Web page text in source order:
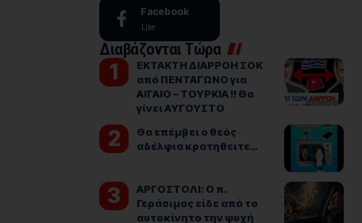
Facebook
Like
Διαβάζονται Τώρα
ΕΚΤΑΚΤΗ ΔΙΑΡΡΟΗ ΣΟΚ
από ΠΕΝΤΑΓΩΝΟ για
ΑΙΓΑΙΟ – ΤΟΥΡΚΙΑ !! Θα
γίνει ΑΥΓΟΥΣΤΟ
Θα επέμβει ο θεός
αδέλφια κρατηθειτε…
ΑΡΓΟΣΤΟΛΙ: Ο π.
Γεράσιμος είδε από το
αυτοκίνητο την ψυχή